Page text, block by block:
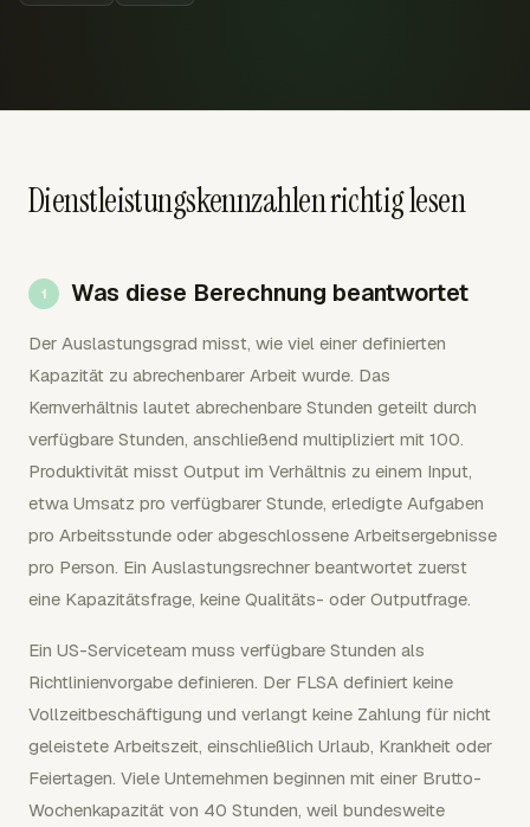
Dienstleistungskennzahlen richtig lesen
Was diese Berechnung beantwortet
Der Auslastungsgrad misst, wie viel einer definierten
Kapazität zu abrechenbarer Arbeit wurde. Das
Kernverhältnis lautet abrechenbare Stunden geteilt durch
verfügbare Stunden, anschließend multipliziert mit 100.
Produktivität misst Output im Verhältnis zu einem Input,
etwa Umsatz pro verfügbarer Stunde, erledigte Aufgaben
pro Arbeitsstunde oder abgeschlossene Arbeitsergebnisse
pro Person. Ein Auslastungsrechner beantwortet zuerst
eine Kapazitätsfrage, keine Qualitäts- oder Outputfrage.
Ein US-Serviceteam muss verfügbare Stunden als
Richtlinienvorgabe definieren. Der FLSA definiert keine
Vollzeitbeschäftigung und verlangt keine Zahlung für nicht
geleistete Arbeitszeit, einschließlich Urlaub, Krankheit oder
Feiertagen. Viele Unternehmen beginnen mit einer Brutto-
Wochenkapazität von 40 Stunden, weil bundesweite